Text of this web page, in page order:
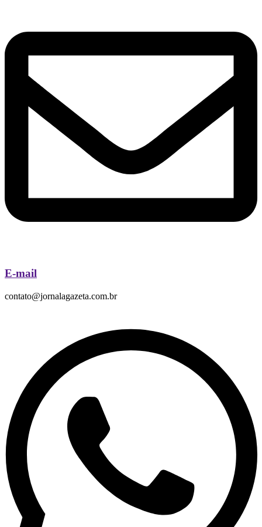
E-mail
contato@jornalagazeta.com.br